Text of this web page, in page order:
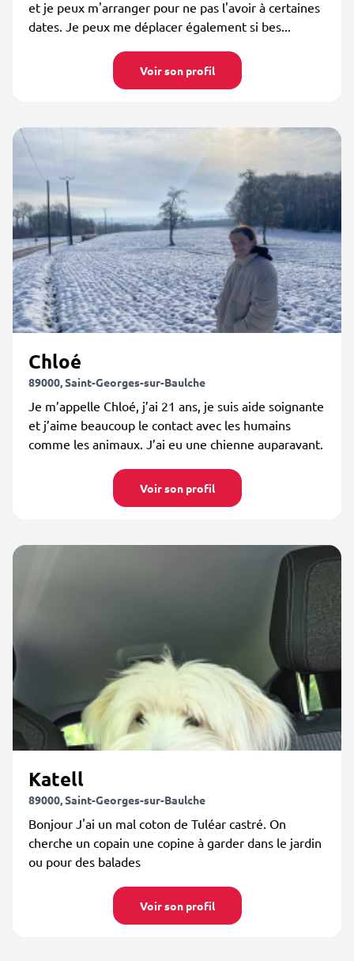
et je peux m'arranger pour ne pas l'avoir à certaines
dates. Je peux me déplacer également si bes...
Voir son profil
Chloé
89000, Saint-Georges-sur-Baulche
Je m’appelle Chloé, j’ai 21 ans, je suis aide soignante
et j’aime beaucoup le contact avec les humains
comme les animaux. J’ai eu une chienne auparavant.
Voir son profil
Katell
89000, Saint-Georges-sur-Baulche
Bonjour J'ai un mal coton de Tuléar castré. On
cherche un copain une copine à garder dans le jardin
ou pour des balades
Voir son profil